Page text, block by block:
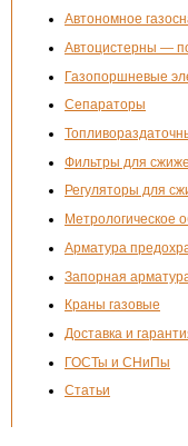
Автономное
Автоцистерны —
Газопоршневые
Сепараторы
Фильтры для
Регуляторы для
Метрологическое
Арматура
Запорная
Краны газовые
Доставка и
ГОСТы и СНиПы
Статьи